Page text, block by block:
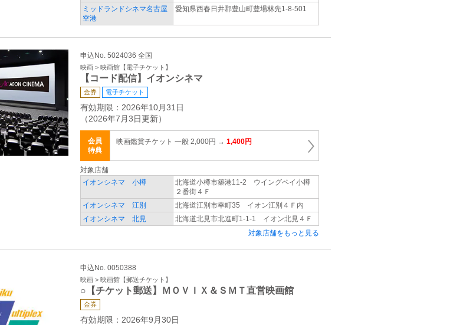
ミッドランドシネマ名古屋
空港
愛知県西春日井郡豊山町豊場林先1‐8‐501
申込No. 5024036 全国
映画 > 映画館【電子チケット】
【コード配信】イオンシネマ
金券 電子チケット
有効期限：2026年10月31日
（2026年7月3日更新）
会員
特典
映画鑑賞チケット 一般 2,000円 → 1,400円
対象店舗
イオンシネマ 小樽
北海道小樽市築港11‐2 ウイングベイ小樽
２番街４Ｆ
イオンシネマ 江別
北海道江別市幸町35 イオン江別４Ｆ内
イオンシネマ 北見
北海道北見市北進町1‐1‐1 イオン北見４Ｆ
対象店舗をもっと見る
申込No. 0050388
映画 > 映画館【郵送チケット】
○【チケット郵送】ＭＯＶＩＸ＆ＳＭＴ直営映画館
金券
有効期限：2026年9月30日